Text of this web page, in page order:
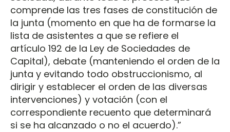
comprende las tres fases de constitución de
la junta (momento en que ha de formarse la
lista de asistentes a que se refiere el
artículo 192 de la Ley de Sociedades de
Capital), debate (manteniendo el orden de la
junta y evitando todo obstruccionismo, al
dirigir y establecer el orden de las diversas
intervenciones) y votación (con el
correspondiente recuento que determinará
si se ha alcanzado o no el acuerdo).”